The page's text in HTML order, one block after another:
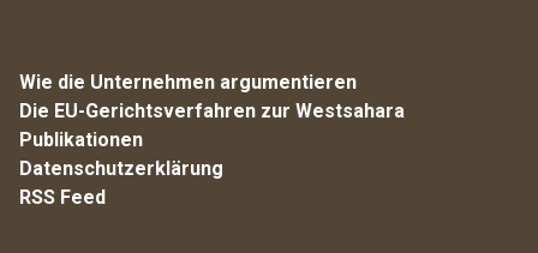
Wie die Unternehmen argumentieren
Die EU-Gerichtsverfahren zur Westsahara
Publikationen
Datenschutzerklärung
RSS Feed